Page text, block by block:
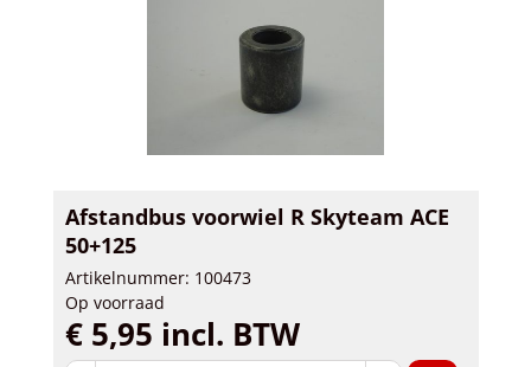
Afstandbus voorwiel R Skyteam ACE
50+125
Artikelnummer: 100473
Op voorraad
€ 5,95 incl. BTW